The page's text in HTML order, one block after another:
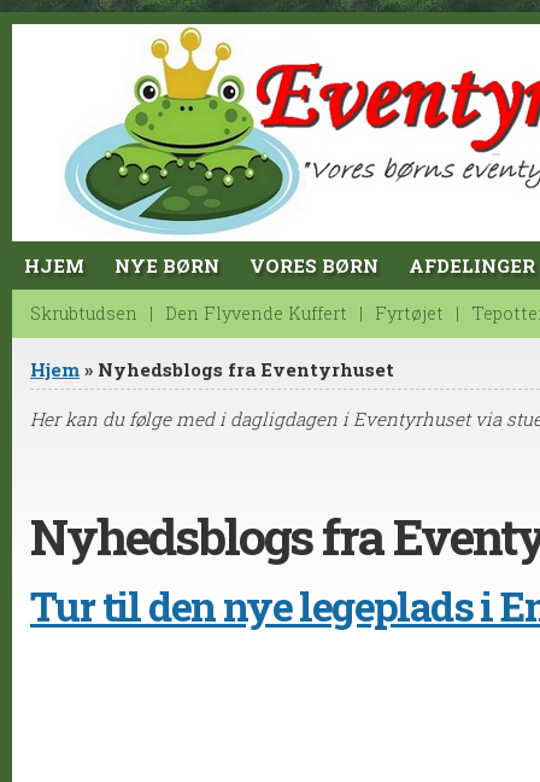
Jump to Content
HJEM NYE BØRN VORES BØRN AFDELINGER
Skrubtudsen Den Flyvende Kuffert Fyrtøjet
Du er her
Hjem » Nyhedsblogs fra Eventyrhuset
Her kan du følge med i dagligdagen i Eventyrhuset via
Nyhedsblogs fra
Tur til den nye legeplads i